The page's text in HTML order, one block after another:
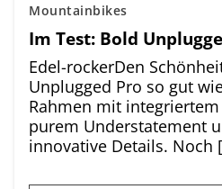
Mountainbikes
Im Test: Bold
Edel-rockerDen
Unplugged Pro so gut
Rahmen mit
purem Understatement
innovative Details. Noch